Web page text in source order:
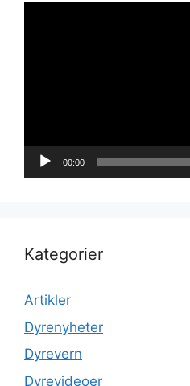
00:00
Kategorier
Artikler
Dyrenyheter
Dyrevern
Dyrevideoer